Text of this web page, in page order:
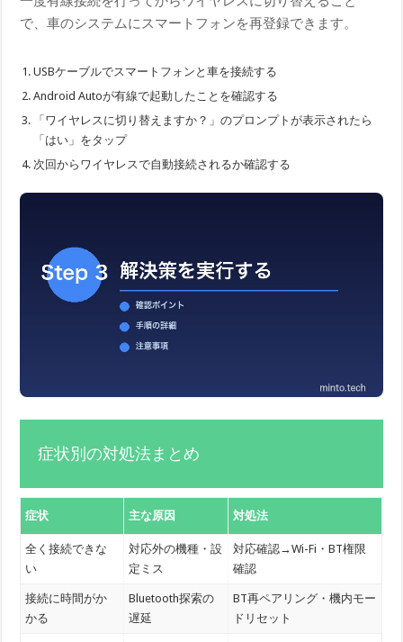
で、車のシステムにスマートフォンを再登録できます。
USBケーブルでスマートフォンと車を接続する
Android Autoが有線で起動したことを確認する
「ワイヤレスに切り替えますか？」のプロンプトが表示されたら
「はい」をタップ
次回からワイヤレスで自動接続されるか確認する
症状別の対処法まとめ
症状 主な原因 対処法
全く接続できな
い
対応外の機種・設
定ミス
対応確認→Wi-Fi・BT権限
確認
接続に時間がか
かる
Bluetooth探索の
遅延
BT再ペアリング・機内モー
ドリセット